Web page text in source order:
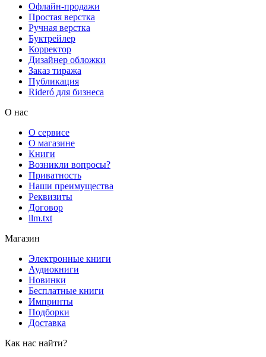
Офлайн-продажи
Простая верстка
Ручная верстка
Буктрейлер
Корректор
Дизайнер обложки
Заказ тиража
Публикация
Rideró для бизнеса
О нас
О сервисе
О магазине
Книги
Возникли вопросы?
Приватность
Наши преимущества
Реквизиты
Договор
llm.txt
Магазин
Электронные книги
Аудиокниги
Новинки
Бесплатные книги
Импринты
Подборки
Доставка
Как нас найти?